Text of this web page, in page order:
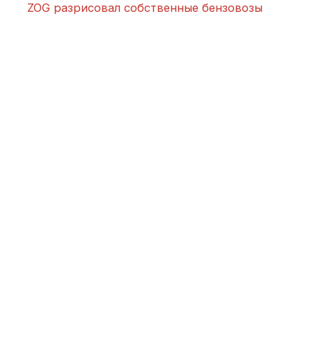
ZOG разрисовал собственные бензовозы